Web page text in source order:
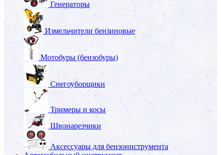
Генераторы
Измельчители бензиновые
Мотобуры (бензобуры)
Снегоуборщики
Тримеры и косы
Швонарезчики
Аксессуары для бензоинструмента